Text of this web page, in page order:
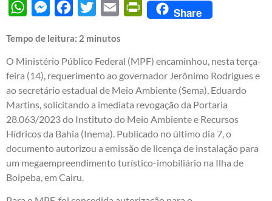
WhatsAppMessengerFacebook
Twitter Email PrintFriendly
Share
Tempo de leitura: 2 minutos
O Ministério Público Federal (MPF) encaminhou, nesta terça-
feira (14), requerimento ao governador Jerônimo Rodrigues e
ao secretário estadual de Meio Ambiente (Sema), Eduardo
Martins, solicitando a imediata revogação da Portaria
28.063/2023 do Instituto do Meio Ambiente e Recursos
Hídricos da Bahia (Inema). Publicado no último dia 7, o
documento autorizou a emissão de licença de instalação para
um megaempreendimento turístico-imobiliário na Ilha de
Boipeba, em Cairu.